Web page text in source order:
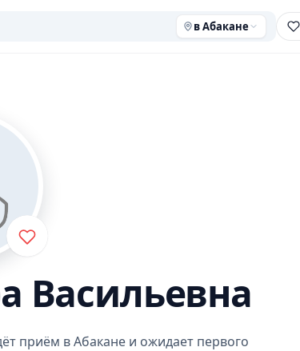
в Абакане
Васильевна
приём в Абакане и ожидает первого